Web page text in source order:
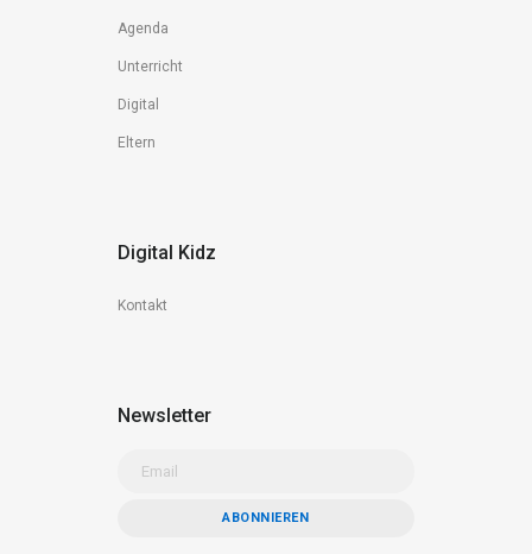
Agenda
Unterricht
Digital
Eltern
Digital Kidz
Kontakt
Newsletter